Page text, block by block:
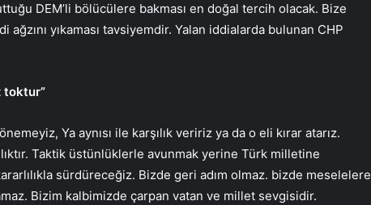
DEM’li bölücülere bakması en doğal tercih olacak. Bize
ağzını yıkaması tavsiyemdir. Yalan iddialarda bulunan CHP
toktur”
Ya aynısı ile karşılık veririz ya da o eli kırar atarız.
Taktik üstünlüklerle avunmak yerine Türk milletine
sürdüreceğiz. Bizde geri adım olmaz. bizde meselelere
Bizim kalbimizde çarpan vatan ve millet sevgisidir.